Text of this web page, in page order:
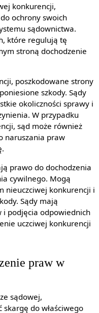
konkurencji,
ochrony swoich
sądownictwa.
które regulują tę
stroną dochodzenie
poszkodowane strony
szkody. Sądy
okoliczności sprawy i
W przypadku
sąd może również
naruszania praw
prawo do dochodzenia
cywilnego. Mogą
nieuczciwej konkurencji i
Sądy mają
i podjęcia odpowiednich
uczciwej konkurencji
praw w
sądowej,
skargę do właściwego